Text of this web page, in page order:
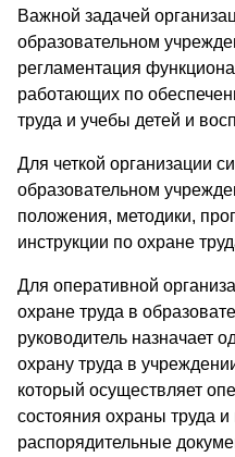
Важной задачей
образовательном
регламентация
работающих по
труда и учебы детей и
Для четкой организации
образовательном
положения, методики,
инструкции по охране
Для оперативной
охране труда в
руководитель назначает
охрану труда в
который осуществляет
состояния охраны труда и
распорядительные